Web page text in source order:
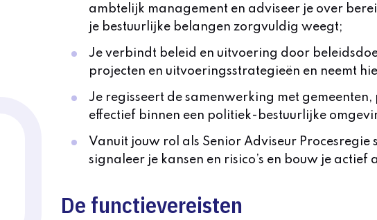
ambtelijk management en adviseer je over
je bestuurlijke belangen zorgvuldig weegt;
Je verbindt beleid en uitvoering door
projecten en uitvoeringsstrategieën en neemt
Je regisseert de samenwerking met
effectief binnen een politiek-bestuurlijke
Vanuit jouw rol als Senior Adviseur
signaleer je kansen en risico’s en bouw je actief
De functievereisten